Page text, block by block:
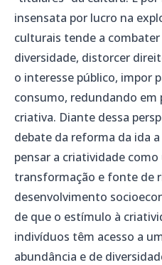
insensata por lucro na
culturais tende a
diversidade, distorcer
o interesse público, impor
consumo, redundando em
criativa. Diante dessa
debate da reforma da ida
pensar a criatividade
transformação e fonte de
desenvolvimento
de que o estímulo à
indivíduos têm acesso a
abundância e de